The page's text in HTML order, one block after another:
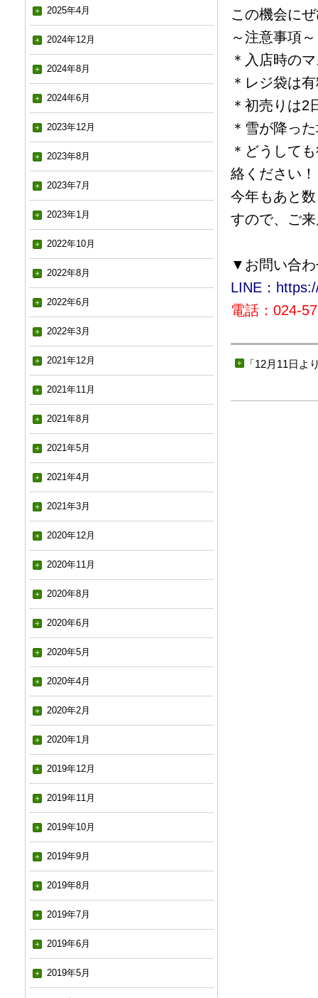
2025年4月
2024年12月
2024年8月
2024年6月
2023年12月
2023年8月
2023年7月
2023年1月
2022年10月
2022年8月
2022年6月
2022年3月
2021年12月
2021年11月
2021年8月
2021年5月
2021年4月
2021年3月
2020年12月
2020年11月
2020年8月
2020年6月
2020年5月
2020年4月
2020年2月
2020年1月
2019年12月
2019年11月
2019年10月
2019年9月
2019年8月
2019年7月
2019年6月
2019年5月
この機会に
～注意事項～
＊入店時の
＊レジ袋は
＊初売りは2
＊雪が降っ
＊どうして
絡ください！
今年もあと
すので、ご
▼お問い合
LINE：
電話：024-
「12月11日よ